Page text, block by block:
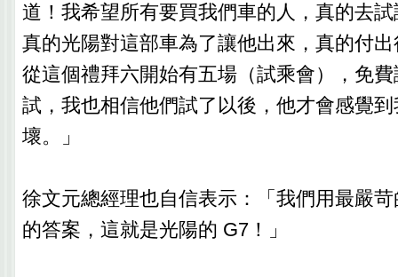
道！我希望所有要買我們車的人，真的去
真的光陽對這部車為了讓他出來，真的付
從這個禮拜六開始有五場（試乘會），免
試，我也相信他們試了以後，他才會感覺
壞。」
徐文元總經理也自信表示：「我們用最嚴
的答案，這就是光陽的 G7！」